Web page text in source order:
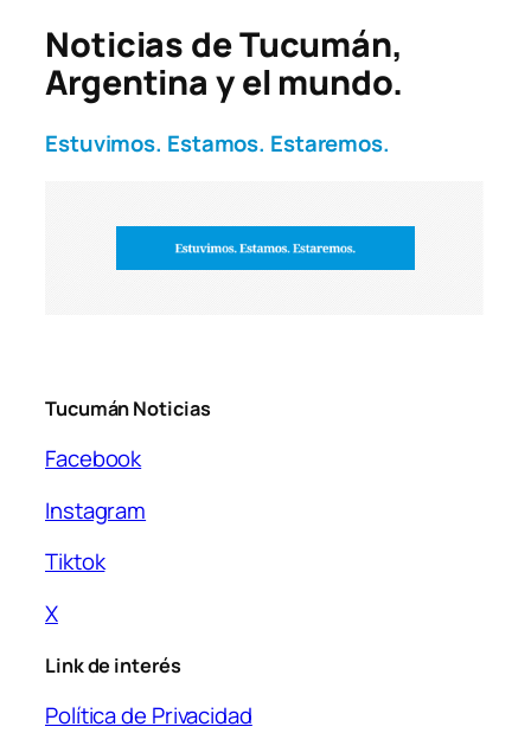
Noticias de Tucumán,
Argentina y el mundo.
Estuvimos. Estamos. Estaremos.
Tucumán Noticias
Facebook
Instagram
Tiktok
X
Link de interés
Política de Privacidad